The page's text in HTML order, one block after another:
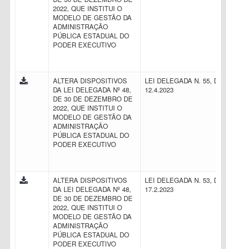
2022, QUE INSTITUI O
MODELO DE GESTÃO DA
ADMINISTRAÇÃO
PÚBLICA ESTADUAL DO
PODER EXECUTIVO
ALTERA DISPOSITIVOS
DA LEI DELEGADA Nº 48,
DE 30 DE DEZEMBRO DE
2022, QUE INSTITUI O
MODELO DE GESTÃO DA
ADMINISTRAÇÃO
PÚBLICA ESTADUAL DO
PODER EXECUTIVO
LEI DELEGADA N. 55, DE
12.4.2023
ALTERA DISPOSITIVOS
DA LEI DELEGADA Nº 48,
DE 30 DE DEZEMBRO DE
2022, QUE INSTITUI O
MODELO DE GESTÃO DA
ADMINISTRAÇÃO
PÚBLICA ESTADUAL DO
PODER EXECUTIVO
LEI DELEGADA N. 53, DE
17.2.2023